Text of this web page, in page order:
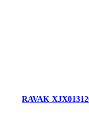
RAVAK